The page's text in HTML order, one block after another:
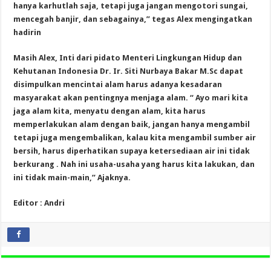
hanya karhutlah saja, tetapi juga jangan mengotori sungai,
mencegah banjir, dan sebagainya,” tegas Alex mengingatkan
hadirin
Masih Alex, Inti dari pidato Menteri Lingkungan Hidup dan
Kehutanan Indonesia Dr. Ir. Siti Nurbaya Bakar M.Sc dapat
disimpulkan mencintai alam harus adanya kesadaran
masyarakat akan pentingnya menjaga alam. “ Ayo mari kita
jaga alam kita, menyatu dengan alam, kita harus
memperlakukan alam dengan baik, jangan hanya mengambil
tetapi juga mengembalikan, kalau kita mengambil sumber air
bersih, harus diperhatikan supaya ketersediaan air ini tidak
berkurang . Nah ini usaha-usaha yang harus kita lakukan, dan
ini tidak main-main,” Ajaknya.
Editor : Andri